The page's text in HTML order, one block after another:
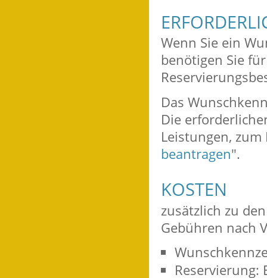
Wenn Sie ein
benötigen Sie
Das
Die
Leistungen, zum
beantragen".
KOSTEN
zusätzlich zu
Gebühren nach
Reservierung: